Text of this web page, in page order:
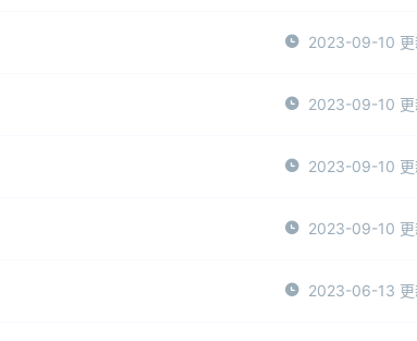
2023-09-10 更
2023-09-10 更
2023-09-10 更
2023-09-10 更
2023-06-13 更